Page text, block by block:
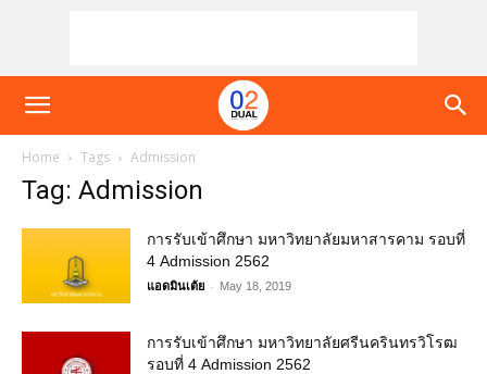
Home Tags Admission
Tag: Admission
การรับเข้าศึกษา มหาวิทยาลัยมหาสารคาม รอบที่
4 Admission 2562
แอดมินเต้ย - May 18, 2019
การรับเข้าศึกษา มหาวิทยาลัยศรีนครินทรวิโรฒ
รอบที่ 4 Admission 2562